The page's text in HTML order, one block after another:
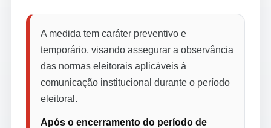
A medida tem caráter preventivo e
temporário, visando assegurar a observância
das normas eleitorais aplicáveis à
comunicação institucional durante o período
eleitoral.
Após o encerramento do período de